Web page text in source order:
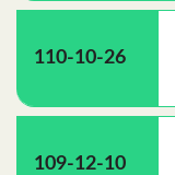
110-10-26
109-12-10